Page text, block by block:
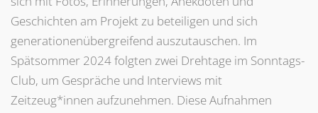
Geschichten am Projekt zu beteiligen und sich
generationenübergreifend auszutauschen. Im
Spätsommer 2024 folgten zwei Drehtage im Sonntags-
Club, um Gespräche und Interviews mit
Zeitzeug*innen aufzunehmen. Diese Aufnahmen